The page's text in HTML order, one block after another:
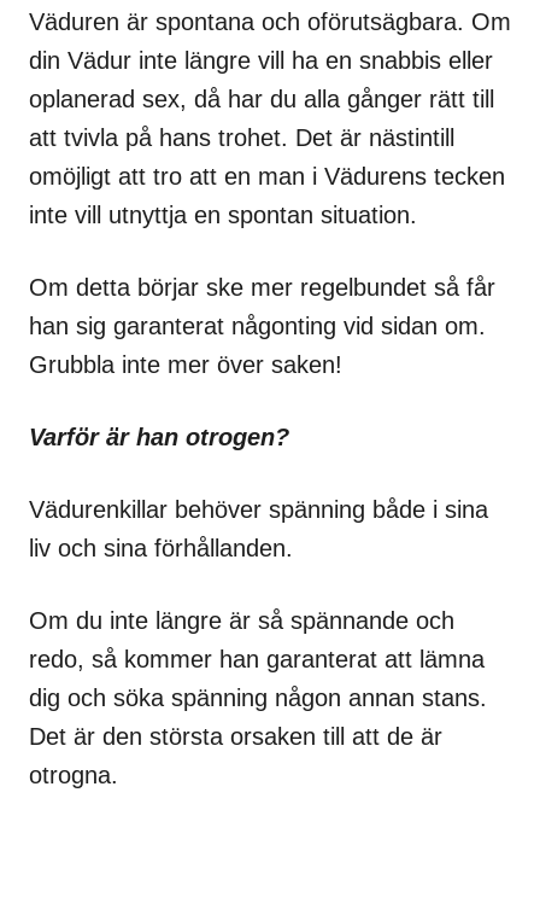
Väduren är spontana och oförutsägbara. Om
din Vädur inte längre vill ha en snabbis eller
oplanerad sex, då har du alla gånger rätt till
att tvivla på hans trohet. Det är nästintill
omöjligt att tro att en man i Vädurens tecken
inte vill utnyttja en spontan situation.
Om detta börjar ske mer regelbundet så får
han sig garanterat någonting vid sidan om.
Grubbla inte mer över saken!
Varför är han otrogen?
Vädurenkillar behöver spänning både i sina
liv och sina förhållanden.
Om du inte längre är så spännande och
redo, så kommer han garanterat att lämna
dig och söka spänning någon annan stans.
Det är den största orsaken till att de är
otrogna.